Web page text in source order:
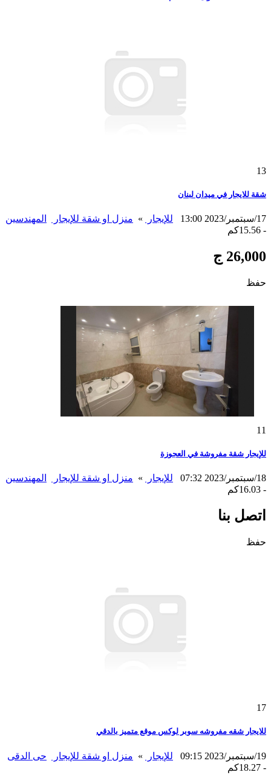
13
شقة للايجار في ميدان لبنان
17/سبتمبر/2023 13:00 للإيجار » منزل او شقة للإيجار
المهندسين
- 15.56كم
26,000 ج
حفظ
11
للإيجار شقة مفروشة في العجوزة
18/سبتمبر/2023 07:32 للإيجار » منزل او شقة للإيجار
المهندسين
- 16.03كم
اتصل بنا
حفظ
17
للايجار شقه مفروشه سوبر لوكس موقع متميز بالدقي
19/سبتمبر/2023 09:15 للإيجار » منزل او شقة للإيجار
حى الدقى
- 18.27كم